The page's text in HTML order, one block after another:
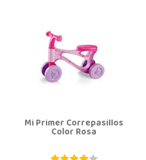
Mi Primer Correpasillos
Color Rosa